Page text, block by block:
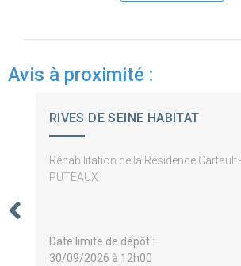
Avis à proximité :
RIVES DE SEINE HABITAT
Réhabilitation de la Résidence Cartault
PUTEAUX
Date limite de dépôt :
30/09/2026 à 12h00